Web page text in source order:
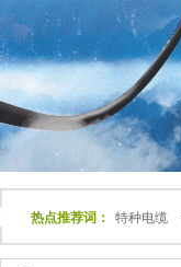
热点推荐词： 特种电缆